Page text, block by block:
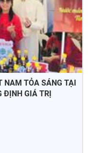
NAM TỎA SÁNG TẠI
ĐỊNH GIÁ TRỊ